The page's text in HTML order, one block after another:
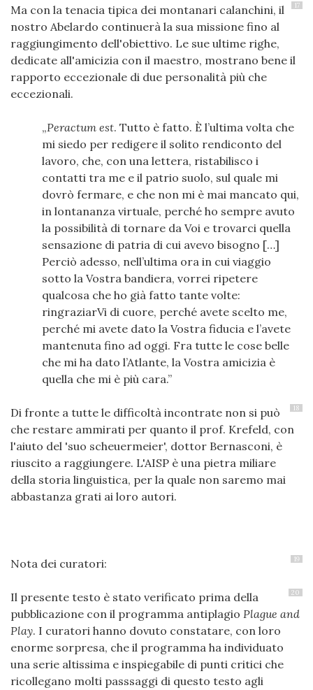
17
Ma con la tenacia tipica dei montanari calanchini, il
nostro Abelardo continuerà la sua missione fino al
raggiungimento dell'obiettivo. Le sue ultime righe,
dedicate all'amicizia con il maestro, mostrano bene il
rapporto eccezionale di due personalità più che
eccezionali.
Peractum est. Tutto è fatto. È l’ultima volta che
mi siedo per redigere il solito rendiconto del
lavoro, che, con una lettera, ristabilisco i
contatti tra me e il patrio suolo, sul quale mi
dovrò fermare, e che non mi è mai mancato qui,
in lontananza virtuale, perché ho sempre avuto
la possibilità di tornare da Voi e trovarci quella
sensazione di patria di cui avevo bisogno […]
Perciò adesso, nell’ultima ora in cui viaggio
sotto la Vostra bandiera, vorrei ripetere
qualcosa che ho già fatto tante volte:
ringraziarVi di cuore, perché avete scelto me,
perché mi avete dato la Vostra fiducia e l’avete
mantenuta fino ad oggi. Fra tutte le cose belle
che mi ha dato l’Atlante, la Vostra amicizia è
quella che mi è più cara.
18
Di fronte a tutte le difficoltà incontrate non si può
che restare ammirati per quanto il prof. Krefeld, con
l'aiuto del 'suo scheuermeier', dottor Bernasconi, è
riuscito a raggiungere. L'AISP è una pietra miliare
della storia linguistica, per la quale non saremo mai
abbastanza grati ai loro autori.
19
Nota dei curatori:
20
Il presente testo è stato verificato prima della
pubblicazione con il programma antiplagio Plague and
Play. I curatori hanno dovuto constatare, con loro
enorme sorpresa, che il programma ha individuato
una serie altissima e inspiegabile di punti critici che
ricollegano molti passsaggi di questo testo agli